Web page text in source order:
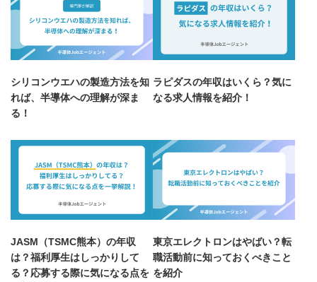
シリコンウエハの製造方法を知
れば、半導体への理解が深ま
る！
ラピダスの年収はいくら？気に
なる求人情報を紹介！
JASM（TSMC熊本）の年収
は？福利厚生はしっかりして
る？応募する際に気になる点を
東京エレクトロンはやばい？転
職活動前に知っておくべきこと
を紹介